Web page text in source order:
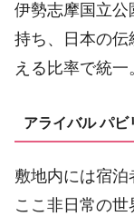
伊勢志摩国立公
持ち、日本の伝
える比率で統一
アライバル パビ
敷地内には宿泊
ここ非日常の世